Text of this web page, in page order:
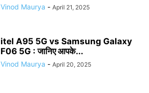
Vinod Maurya - April 21, 2025
itel A95 5G vs Samsung Galaxy
F06 5G : जानिए आपके...
Vinod Maurya - April 20, 2025